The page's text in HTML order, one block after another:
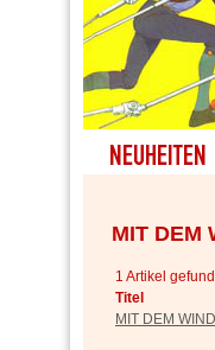
MIT DEM
1 Artikel
Titel
MIT DEM